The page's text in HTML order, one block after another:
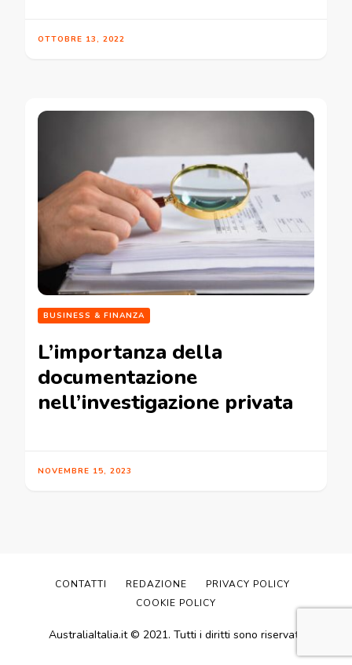
OTTOBRE 13, 2022
BUSINESS & FINANZA
L’importanza della
documentazione
nell’investigazione privata
NOVEMBRE 15, 2023
AustraliaItalia.it © 2021. Tutti i diritti sono riservati.
CONTATTI REDAZIONE
PRIVACY POLICY
COOKIE POLICY